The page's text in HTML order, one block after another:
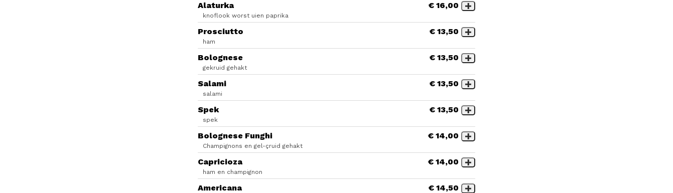
Alaturka
knoflook worst uien paprika
€ 16,00
Prosciutto
ham
€ 13,50
Bolognese
gekruid gehakt
€ 13,50
Salami
salami
€ 13,50
Spek
spek
€ 13,50
Bolognese Funghi
Champignons en gel-çruid gehakt
€ 14,00
Capricioza
ham en champignon
€ 14,00
Americana € 14,50